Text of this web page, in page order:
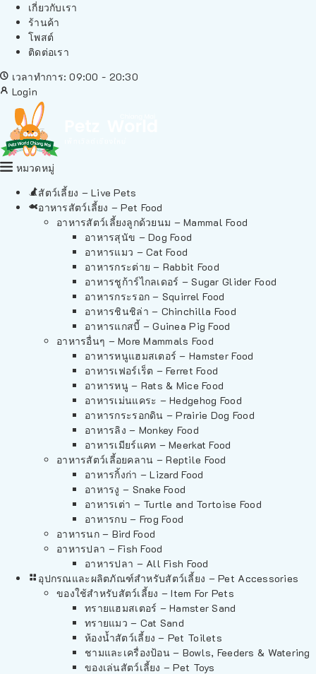
เกี่ยวกับเรา
ร้านค้า
โพสต์
ติดต่อเรา
เวลาทำการ: 09:00 - 20:30
Login
หมวดหมู่
สัตว์เลี้ยง – Live Pets
อาหารสัตว์เลี้ยง – Pet Food
อาหารสัตว์เลี้ยงลูกด้วยนม – Mammal Food
อาหารสุนัข – Dog Food
อาหารแมว – Cat Food
อาหารกระต่าย – Rabbit Food
อาหารชูก้าร์ไกลเดอร์ – Sugar Glider Food
อาหารกระรอก – Squirrel Food
อาหารชินชิล่า – Chinchilla Food
อาหารแกสบี้ – Guinea Pig Food
อาหารอื่นๆ – More Mammals Food
อาหารหนูแฮมสเตอร์ – Hamster Food
อาหารเฟอร์เร็ต – Ferret Food
อาหารหนู – Rats & Mice Food
อาหารเม่นแคระ – Hedgehog Food
อาหารกระรอกดิน – Prairie Dog Food
อาหารลิง – Monkey Food
อาหารเมียร์แคท – Meerkat Food
อาหารสัตว์เลี้อยคลาน – Reptile Food
อาหารกิ้งก่า – Lizard Food
อาหารงู – Snake Food
อาหารเต่า – Turtle and Tortoise Food
อาหารกบ – Frog Food
อาหารนก – Bird Food
อาหารปลา – Fish Food
อาหารปลา – All Fish Food
อุปกรณและผลิตภัณฑ์สำหรับสัตว์เลี้ยง – Pet Accessories
ของใช้สำหรับสัตว์เลี้ยง – Item For Pets
ทรายแฮมสเตอร์ – Hamster Sand
ทรายแมว – Cat Sand
ห้องน้ำสัตว์เลี้ยง – Pet Toilets
ชามและเครื่องป้อน – Bowls, Feeders & Watering
ของเล่นสัตว์เลี้ยง – Pet Toys